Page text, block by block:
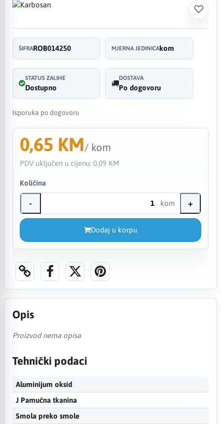
ŠIFRAROB014250 MJERNA JEDINICAkom
STATUS ZALIHE
Dostupno
DOSTAVA
Po dogovoru
Isporuka po dogovoru
0,65 KM/ kom
PDV uključen u cijenu: 0,09 KM
Količina
- kom +
Dodaj u korpu
Opis
Proizvod nema opisa
Tehnički podaci
Aluminijum oksid
J Pamučna tkanina
Smola preko smole